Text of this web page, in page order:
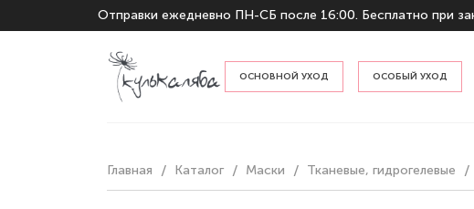
Отправки ежедневно ПН-СБ после 16:00. Бесплатно при
ОСНОВНОЙ УХОД ОСОБЫЙ УХОД
По назначению
Главная Каталог Маски Тканевые, гидрогелевые